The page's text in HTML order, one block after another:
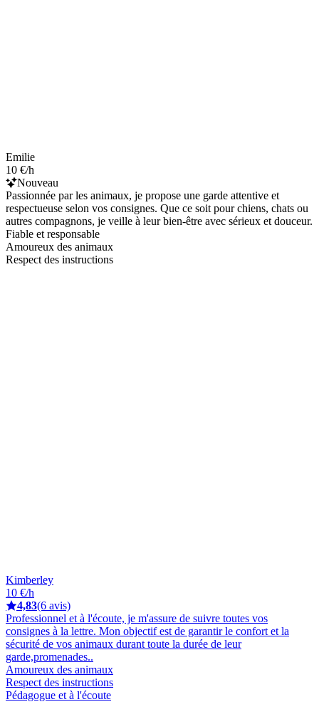
Emilie
10 €/h
Nouveau
Passionnée par les animaux, je propose une garde attentive et
respectueuse selon vos consignes. Que ce soit pour chiens, chats ou
autres compagnons, je veille à leur bien-être avec sérieux et douceur.
Fiable et responsable
Amoureux des animaux
Respect des instructions
Kimberley
10 €/h
4,83(6 avis)
Professionnel et à l'écoute, je m'assure de suivre toutes vos
consignes à la lettre. Mon objectif est de garantir le confort et la
sécurité de vos animaux durant toute la durée de leur
garde,promenades..
Amoureux des animaux
Respect des instructions
Pédagogue et à l'écoute